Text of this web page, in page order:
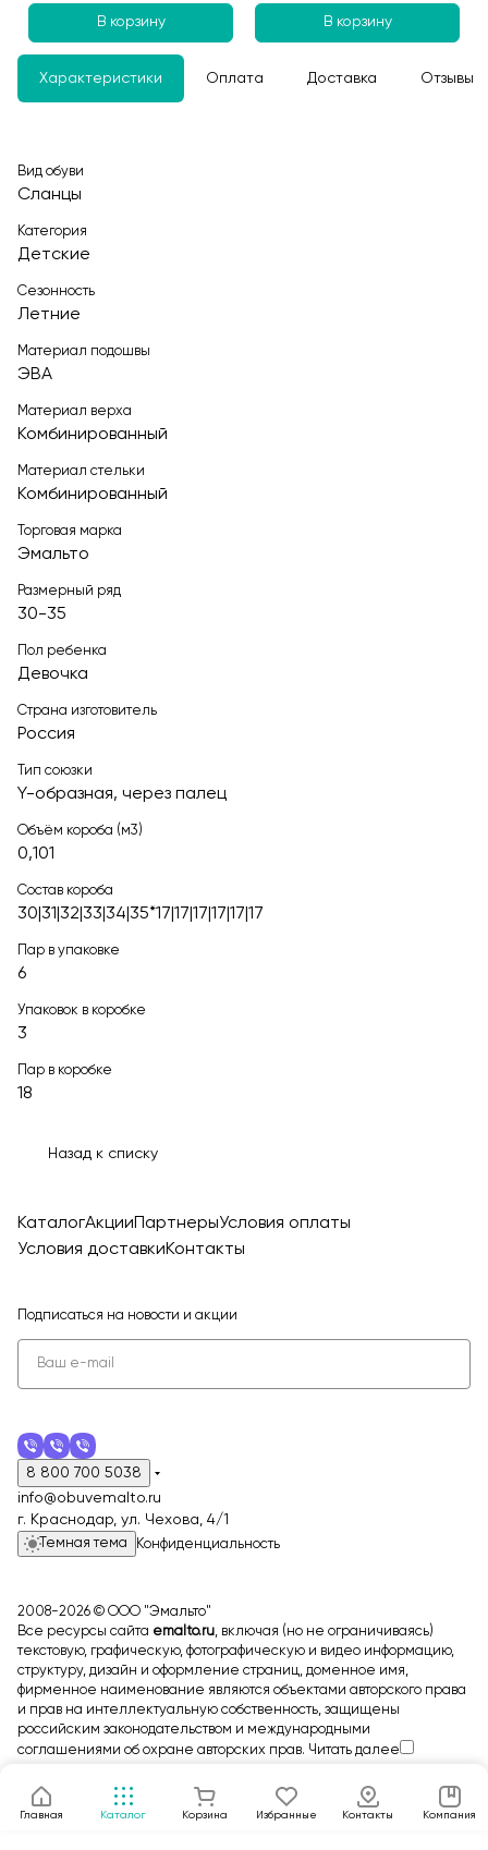
В корзину В корзину
Характеристики Оплата Доставка Отзывы
Вид обуви
Сланцы
Категория
Детские
Сезонность
Летние
Материал подошвы
ЭВА
Материал верха
Комбинированный
Материал стельки
Комбинированный
Торговая марка
Эмальто
Размерный ряд
30-35
Пол ребенка
Девочка
Страна изготовитель
Россия
Тип союзки
Y-образная, через палец
Объём короба (м3)
0,101
Состав короба
30|31|32|33|34|35*17|17|17|17|17|17
Пар в упаковке
6
Упаковок в коробке
3
Пар в коробке
18
Назад к списку
Главная Каталог Корзина Избранные Контакты Компания
КаталогАкции ПартнерыУсловия оплаты
Условия доставкиКонтакты
Подписаться на новости и акции
8 800 700 5038
info@obuvemalto.ru
г. Краснодар, ул. Чехова, 4/1
Темная тема Конфиденциальность
2008-2026 © ООО "Эмальто"
Все ресурсы сайта emalto.ru, включая (но не ограничиваясь)
текстовую, графическую, фотографическую и видео информацию,
структуру, дизайн и оформление страниц, доменное имя,
фирменное наименование являются объектами авторского права
и прав на интеллектуальную собственность, защищены
российским законодательством и международными
соглашениями об охране авторских прав. Читать далее